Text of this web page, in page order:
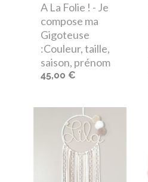
A La Folie ! - Je
compose ma
Gigoteuse
:Couleur, taille,
saison, prénom
45,00 €